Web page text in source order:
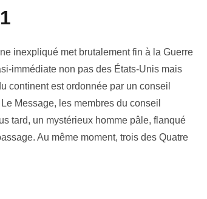
inexpliqué met brutalement fin à la Guerre
immédiate non pas des États-Unis mais
continent est ordonnée par un conseil
Message, les membres du conseil
tard, un mystérieux homme pâle, flanqué
Au même moment, trois des Quatre